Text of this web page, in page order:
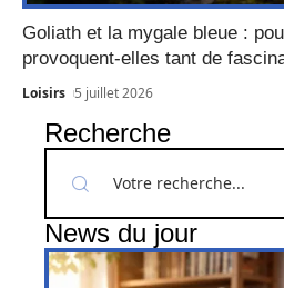
Goliath et la mygale bleue :
provoquent-elles tant de
Loisirs 5 juillet 2026
Recherche
News du jour